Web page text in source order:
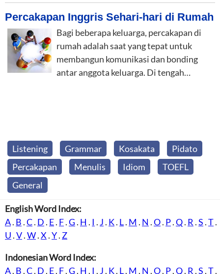
Percakapan Inggris Sehari-hari di Rumah
Bagi beberapa keluarga, percakapan di
rumah adalah saat yang tepat untuk
membangun komunikasi dan bonding
antar anggota keluarga. Di tengah…
Listening Grammar Kosakata
Pidato
Percakapan
Menulis Idiom
TOEFL
General
English Word Index:
A. B .C. D . E. F.G. H . I . J . K. L. M . N .O. P.Q. R .S .T.
U .V.W.X .Y. Z
Indonesian Word Index:
A. B .C. D . E. F.G. H . I . J . K. L. M . N .O. P.Q. R .S .T.